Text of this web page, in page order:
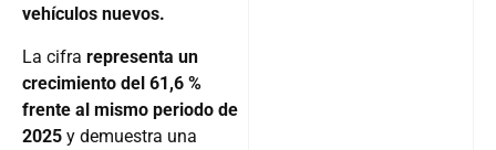
vehículos nuevos.
La cifra representa un
crecimiento del 61,6 %
frente al mismo periodo de
2025 y demuestra una